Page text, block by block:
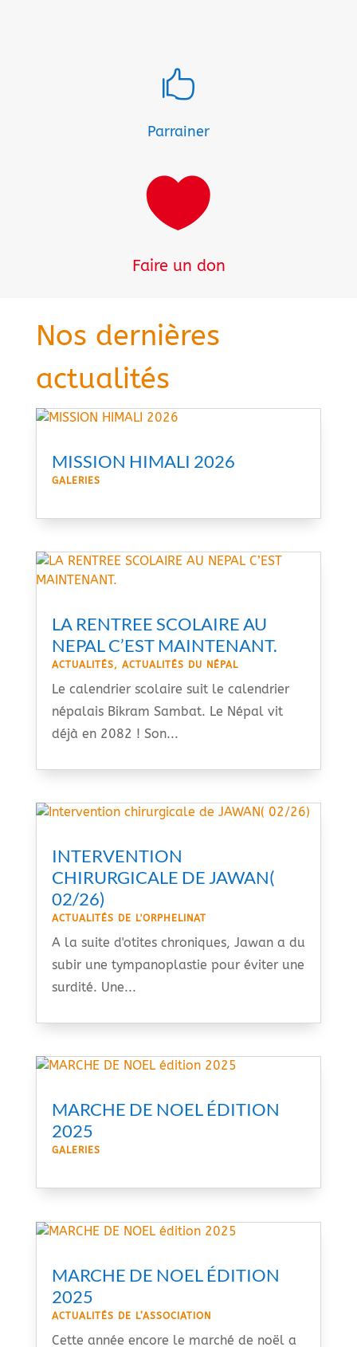

Parrainer

Faire un don
Nos dernières
actualités
MISSION HIMALI 2026
GALERIES
LA RENTREE SCOLAIRE AU
NEPAL C’EST MAINTENANT.
ACTUALITÉS, ACTUALITÉS DU NÉPAL
Le calendrier scolaire suit le calendrier
népalais Bikram Sambat. Le Népal vit
déjà en 2082 ! Son...
INTERVENTION
CHIRURGICALE DE JAWAN(
02/26)
ACTUALITÉS DE L'ORPHELINAT
A la suite d'otites chroniques, Jawan a du
subir une tympanoplastie pour éviter une
surdité. Une...
MARCHE DE NOEL ÉDITION
2025
GALERIES
MARCHE DE NOEL ÉDITION
2025
ACTUALITÉS DE L’ASSOCIATION
Cette année encore le marché de noël a